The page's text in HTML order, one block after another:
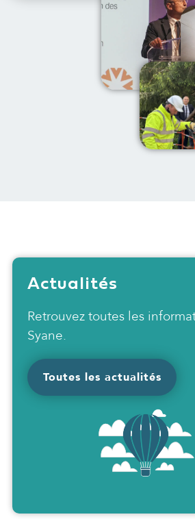
Actualités
Retrouvez toutes les
Syane.
Toutes les actualités